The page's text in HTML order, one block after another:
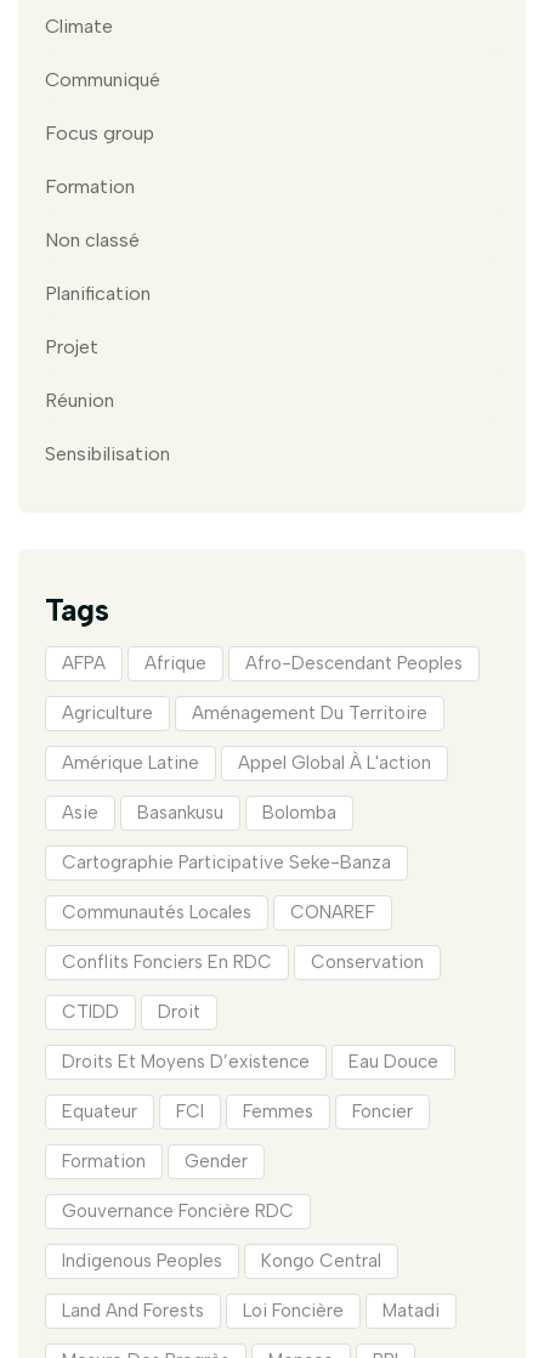
Climate
Communiqué
Focus group
Formation
Non classé
Planification
Projet
Réunion
Sensibilisation
Tags
AFPA Afrique Afro-Descendant Peoples
Agriculture Aménagement Du Territoire
Amérique Latine Appel Global À L'action
Asie Basankusu Bolomba
Cartographie Participative Seke-Banza
Communautés Locales CONAREF
Conflits Fonciers En RDC Conservation
CTIDD Droit
Droits Et Moyens D’existence Eau Douce
Equateur FCI Femmes Foncier
Formation Gender
Gouvernance Foncière RDC
Indigenous Peoples Kongo Central
Land And Forests Loi Foncière Matadi